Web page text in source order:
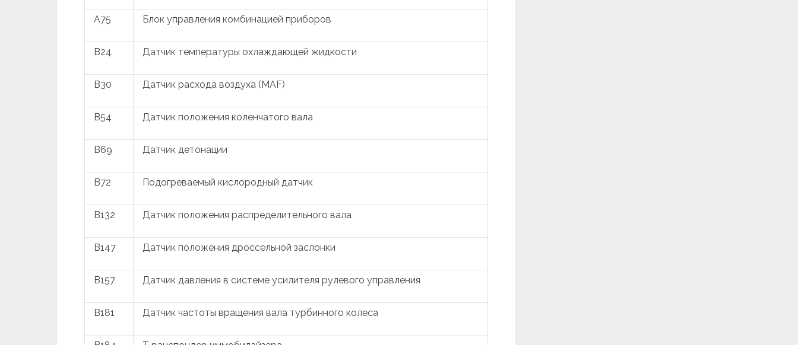
A75 Блок управления комбинацией приборов
B24 Датчик температуры охлаждающей жидкости
B30 Датчик расхода воздуха (MAF)
B54 Датчик положения коленчатого вала
B69 Датчик детонации
B72 Подогреваемый кислородный датчик
B132 Датчик положения распределительного вала
B147 Датчик положения дроссельной заслонки
B157 Датчик давления в системе усилителя рулевого управления
B181 Датчик частоты вращения вала турбинного колеса